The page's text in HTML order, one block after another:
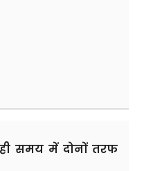
समय में दोनों तरफ